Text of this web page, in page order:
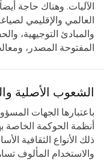
الآليات. وهناك حاجة
العالمي والإقليمي
والمبادئ التوجيهية،
المفتوحة المصدر،
الشعوب الأصلية
باعتبارها الجهات
أنظمة الحوكمة الخاصة
ذلك الأنواع الثقافية
والاستخدام المألوف